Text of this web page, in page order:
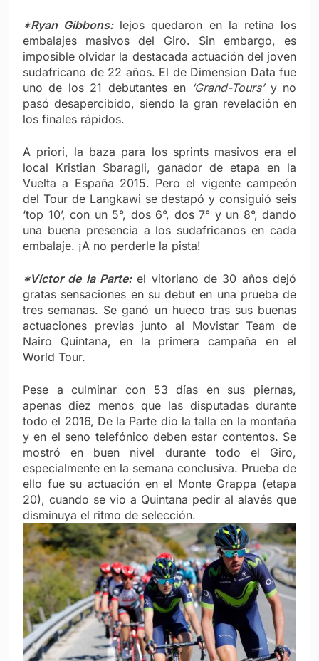
*Ryan Gibbons:lejos quedaron en la retina los
embalajes masivos del Giro. Sin embargo, es
imposible olvidar la destacada actuación del joven
sudafricano de 22 años. El de Dimension Data fue
uno de los 21 debutantes en ‘Grand-Tours’y no
pasó desapercibido, siendo la gran revelación en
los finales rápidos.
A priori, la baza para los sprints masivos era el
local Kristian Sbaragli, ganador de etapa en la
Vuelta a España 2015. Pero el vigente campeón
del Tour de Langkawi se destapó y consiguió seis
‘top 10’, con un 5°, dos 6°, dos 7° y un 8°, dando
una buena presencia a los sudafricanos en cada
embalaje. ¡A no perderle la pista!
*Víctor de la Parte:el vitoriano de 30 años dejó
gratas sensaciones en su debut en una prueba de
tres semanas. Se ganó un hueco tras sus buenas
actuaciones previas junto al Movistar Team de
Nairo Quintana, en la primera campaña en el
World Tour.
Pese a culminar con 53 días en sus piernas,
apenas diez menos que las disputadas durante
todo el 2016, De la Parte dio la talla en la montaña
y en el seno telefónico deben estar contentos. Se
mostró en buen nivel durante todo el Giro,
especialmente en la semana conclusiva. Prueba de
ello fue su actuación en el Monte Grappa (etapa
20), cuando se vio a Quintana pedir al alavés que
disminuya el ritmo de selección.